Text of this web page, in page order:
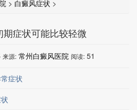
> 白癜风症状 >
期症状可能比较轻微
来源: 常州白癜风医院 阅读: 51
症状